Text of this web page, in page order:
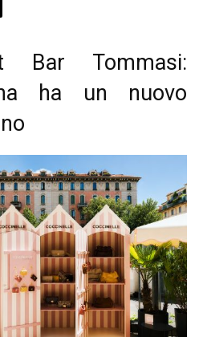
Bar Tommasi:
ha un nuovo